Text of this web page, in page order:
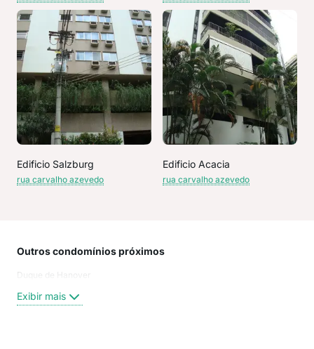
Edificio Salzburg
rua carvalho azevedo
Edificio Acacia
rua carvalho azevedo
Outros condomínios próximos
Duque de Hanover
Exibir mais